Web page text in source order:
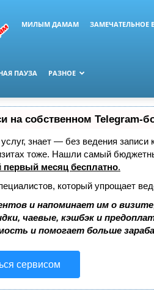
МИЛЫМ ДАМАМ ЗАМЕЧАТЕЛЬНОЕ
ПАУЗА РАЗНОЕ
на собственном Telegram-
знает — без ведения
тоже. Нашли самый
первый месяц бесплатно.
который упрощает
и напоминает им о
чаевые, кэшбэк и
и помогает больше
сервисом